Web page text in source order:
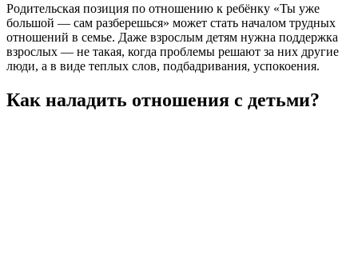
Родительская позиция по отношению к ребёнку «Ты уже
большой — сам разберешься» может стать началом трудных
отношений в семье. Даже взрослым детям нужна поддержка
взрослых — не такая, когда проблемы решают за них другие
люди, а в виде теплых слов, подбадривания, успокоения.
Как наладить отношения с детьми?